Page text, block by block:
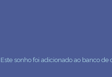
Este sonho foi adicionado ao banco